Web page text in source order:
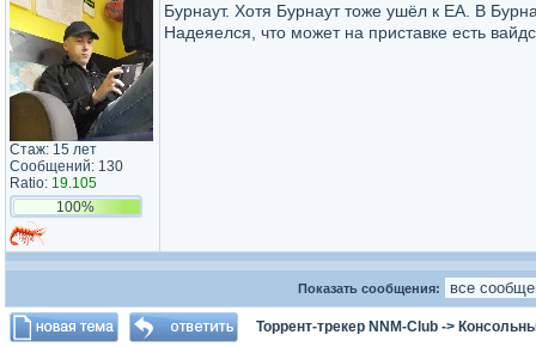
Стаж: 15 лет
Сообщений: 130
Ratio: 19.105
100%
Бурнаут. Хотя Бурнаут тоже ушёл к ЕА. В
Надеяелся, что может на приставке есть
Показать сообщения:
Торрент-трекер NNM-Club ->